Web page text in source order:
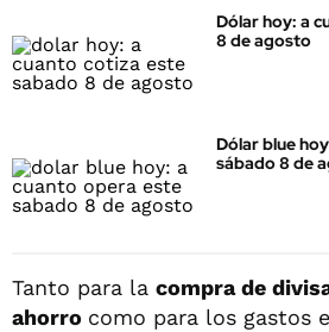
Dólar hoy: a
8 de agosto
Dólar blue
sábado 8 de
Tanto para la compra de
ahorro como para los gastos